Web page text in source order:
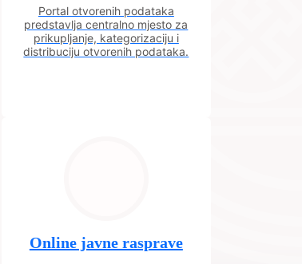
Portal otvorenih podataka
predstavlja centralno mjesto za
prikupljanje, kategorizaciju i
distribuciju otvorenih podataka.
Online javne rasprave